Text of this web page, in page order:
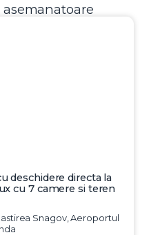
deschidere directa la
cu 7 camere si teren
Snagov, Aeroportul